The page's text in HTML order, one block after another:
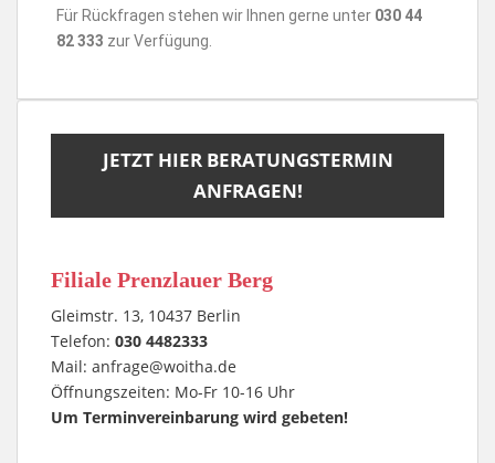
Für Rückfragen stehen wir Ihnen gerne unter 030 44
82 333 zur Verfügung.
JETZT HIER BERATUNGSTERMIN
ANFRAGEN!
Filiale Prenzlauer Berg
Gleimstr. 13, 10437 Berlin
Telefon: 030 4482333
Mail: anfrage@woitha.de
Öffnungszeiten: Mo-Fr 10-16 Uhr
Um Terminvereinbarung wird gebeten!